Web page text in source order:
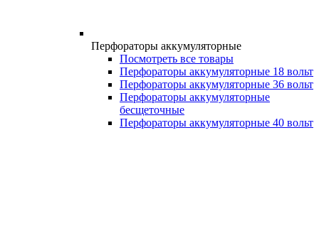
Перфораторы аккумуляторные
Посмотреть все товары
Перфораторы аккумуляторные 18 вольт
Перфораторы аккумуляторные 36 вольт
Перфораторы аккумуляторные
бесщеточные
Перфораторы аккумуляторные 40 вольт